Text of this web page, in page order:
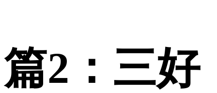
篇2：三好